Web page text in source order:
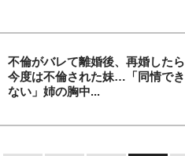
不倫がバレて離婚後、再婚したら
今度は不倫された妹…「同情でき
ない」姉の胸中...